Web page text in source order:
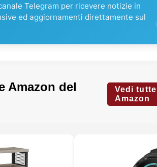
Telegram per ricevere notizie in
ed aggiornamenti direttamente sul